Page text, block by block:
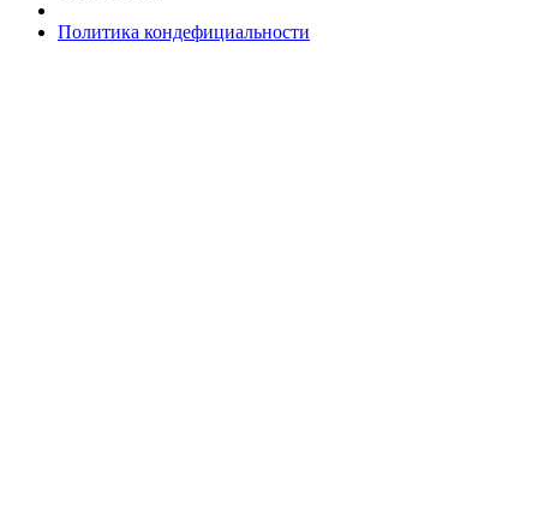
Политика кондефициальности